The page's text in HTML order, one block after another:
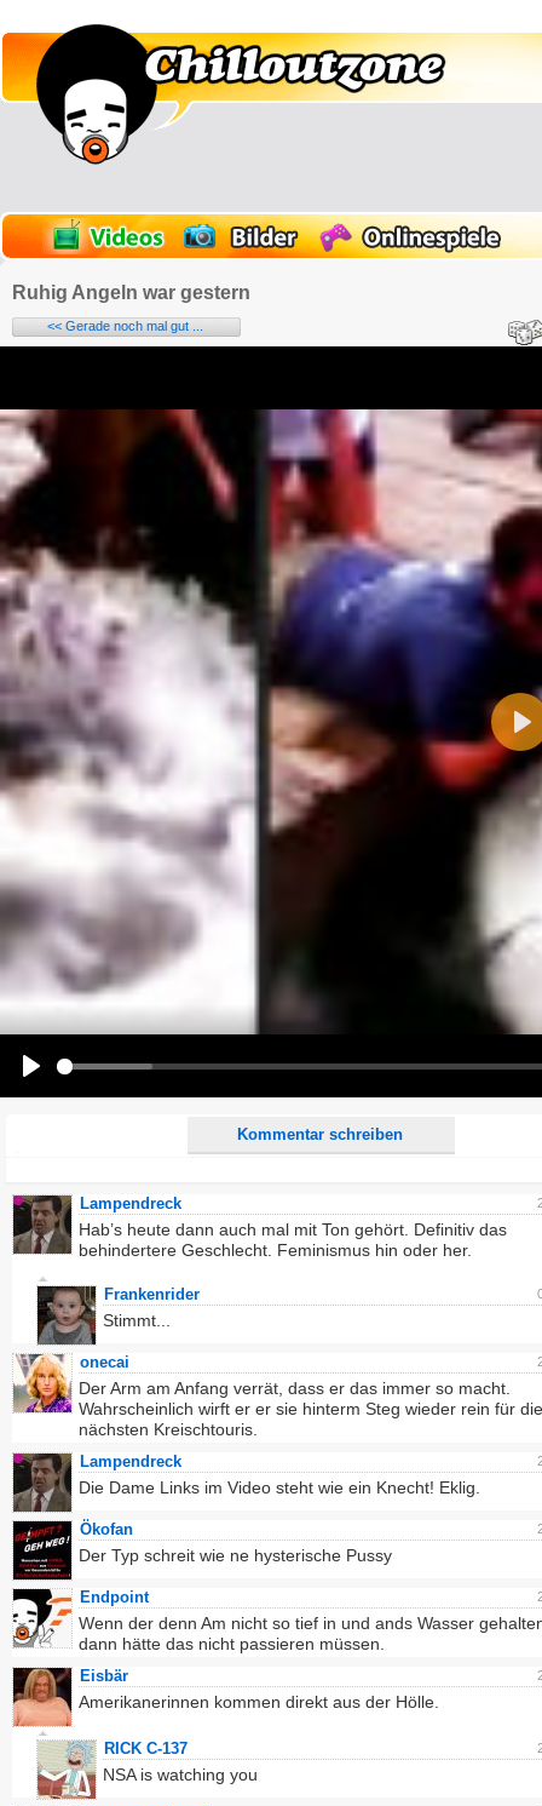
Ruhig Angeln war gestern
<< Gerade noch mal gut ...
Kommentar schreiben
E-Mail-Adresse (optional):
Kommentar:
Alle HTML-Tags außer <br>, <strike> und <i> werden aus Deinem Kommentar entfernt.
URLs werden automatisch umgewandelt. Bitte verwende "www." oder "http://" in URLs
Ich möchte eine E-Mail, wenn auf dieser Seite weitere Kommentare erscheinen.
Lampendreck
Hab’s heute dann auch mal mit Ton gehört. Definitiv das
behindertere Geschlecht. Feminismus hin oder her.
Frankenrider
Stimmt...
onecai
Der Arm am Anfang verrät, dass er das immer so macht.
Wahrscheinlich wirft er er sie hinterm Steg wieder rein für die
nächsten Kreischtouris.
Lampendreck
Die Dame Links im Video steht wie ein Knecht! Eklig.
Ökofan
Der Typ schreit wie ne hysterische Pussy
Endpoint
Wenn der denn Am nicht so tief in und ands Wasser
dann hätte das nicht passieren müssen.
Eisbär
Amerikanerinnen kommen direkt aus der Hölle.
RICK C-137
NSA is watching you